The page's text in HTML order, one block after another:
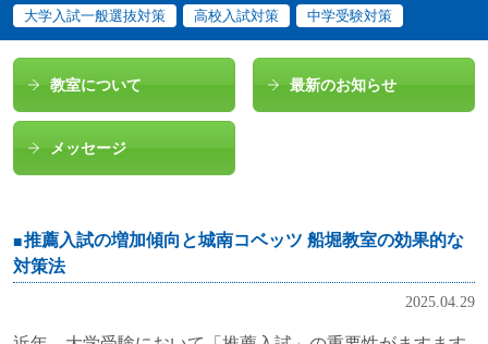
大学入試一般選抜対策
高校入試対策 中学受験対策
教室について 最新のお知らせ
メッセージ
推薦入試の増加傾向と城南コベッツ 船堀教室の効果的な
対策法
2025.04.29